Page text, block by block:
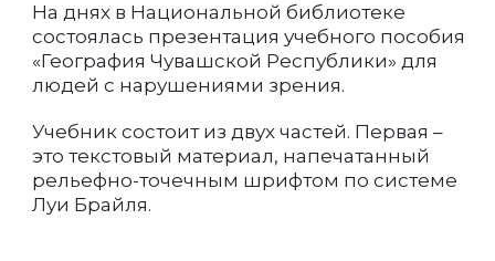
На днях в Национальной библиотеке
состоялась презентация учебного пособия
«География Чувашской Республики» для
людей с нарушениями зрения.
Учебник состоит из двух частей. Первая –
это текстовый материал, напечатанный
рельефно-точечным шрифтом по системе
Луи Брайля.